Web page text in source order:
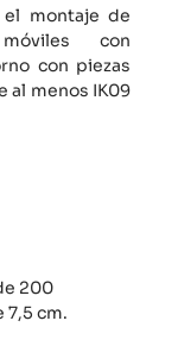
el montaje de
con
con piezas
al menos IK09
200
7,5 cm.